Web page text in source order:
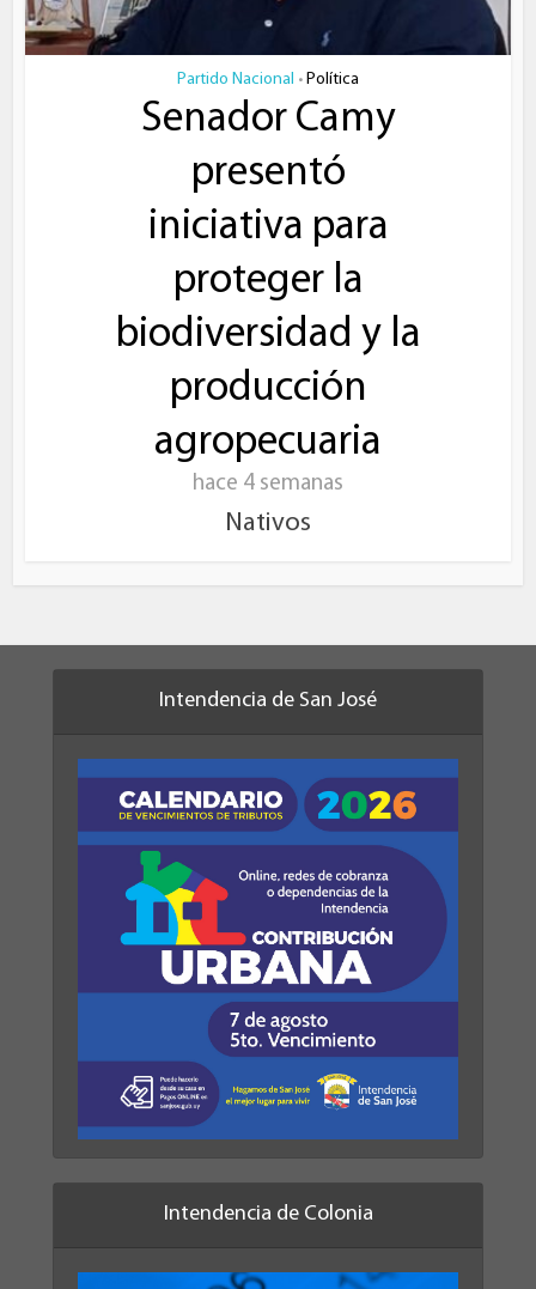
Partido Nacional • Política
Senador Camy
presentó
iniciativa para
proteger la
biodiversidad y la
producción
agropecuaria
hace 4 semanas
Nativos
Intendencia de San José
Intendencia de Colonia